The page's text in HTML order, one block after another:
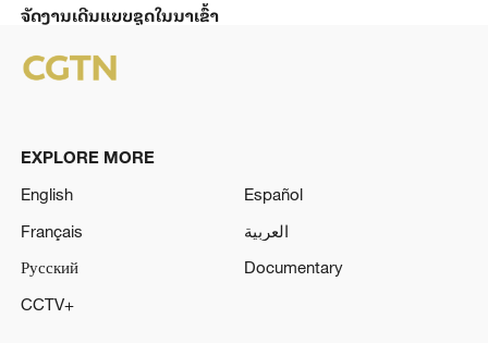
ຈັດງານເດີນແບບຊຸດໃນນາເຂົ້າ
EXPLORE MORE
English
Español
Français
العربية
Русский
Documentary
CCTV+